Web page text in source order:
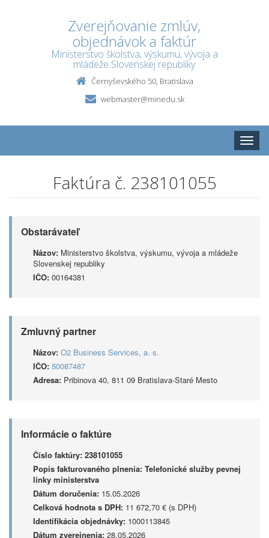
Zverejňovanie zmlúv,
objednávok a faktúr
Ministerstvo školstva, výskumu, vývoja a
mládeže Slovenskej republiky
Černyševského 50, Bratislava
webmaster@minedu.sk
Toggle
Faktúra č. 238101055
Obstarávateľ
Názov: Ministerstvo školstva, výskumu, vývoja a mládeže
Slovenskej republiky
IČO: 00164381
Zmluvný partner
Názov: O2 Business Services, a. s.
IČO: 50087487
Adresa: Pribinova 40, 811 09 Bratislava-Staré Mesto
Informácie o faktúre
Číslo faktúry: 238101055
Popis fakturovaného plnenia: Telefonické služby pevnej
linky ministerstva
Dátum doručenia: 15.05.2026
Celková hodnota s DPH: 11 672,70 € (s DPH)
Identifikácia objednávky: 1000113845
Dátum zverejnenia: 28.05.2026